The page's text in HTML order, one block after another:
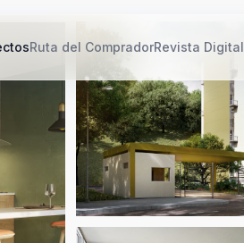
Ruta del CompradorRevista Digital